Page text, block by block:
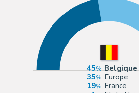
45
Belgique
35
Europe
19
France